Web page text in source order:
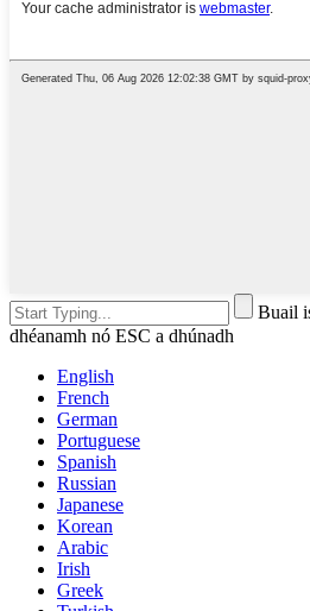
Buail
dhéanamh nó ESC a dhúnadh
English
French
German
Portuguese
Spanish
Russian
Japanese
Korean
Arabic
Irish
Greek